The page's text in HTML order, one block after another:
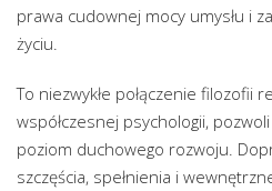
prawa cudownej mocy umysłu i
życiu.
To niezwykłe połączenie filozofii
współczesnej psychologii,
poziom duchowego rozwoju.
szczęścia, spełnienia i